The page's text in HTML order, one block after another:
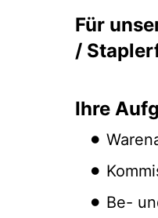
Für
/
Ihre
Be-